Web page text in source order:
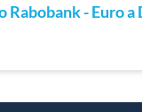
Rabobank - Euro a